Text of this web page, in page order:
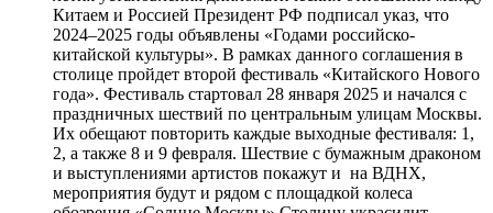
Китаем и Россией Президент РФ подписал указ, что
2024–2025 годы объявлены «Годами российско-
китайской культуры». В рамках данного соглашения в
столице пройдет второй фестиваль «Китайского Нового
года». Фестиваль стартовал 28 января 2025 и начался с
праздничных шествий по центральным улицам Москвы.
Их обещают повторить каждые выходные фестиваля: 1,
2, а также 8 и 9 февраля. Шествие с бумажным драконом
и выступлениями артистов покажут и на ВДНХ,
мероприятия будут и рядом с площадкой колеса